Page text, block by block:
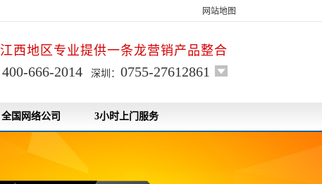
网站地图
江西地区专业提供一条龙营销产品整合
400-666-2014 深圳： 0755-27612861
全国网络公司 3小时上门服务